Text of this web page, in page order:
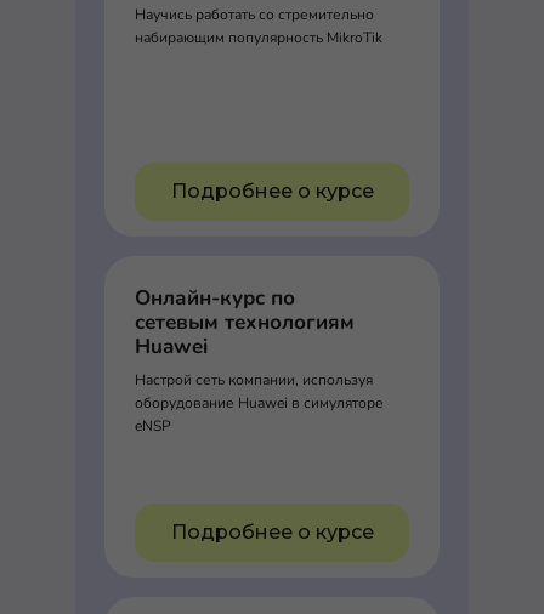
Научись работать со стремительно
набирающим популярность MikroTik
Подробнее о курсе
Онлайн-курс по
сетевым технологиям
Huawei
Настрой сеть компании, используя
оборудование Huawei в симуляторе
eNSP
Подробнее о курсе